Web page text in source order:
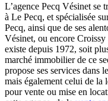
L’agence Pecq Vésinet se
à Le Pecq, et spécialisée
Pecq, ainsi que de ses
Vésinet, ou encore Croissy
existe depuis 1972, soit
marché immobilier de ce
propose ses services dans
mais également celui de la
pour vente ou mise en